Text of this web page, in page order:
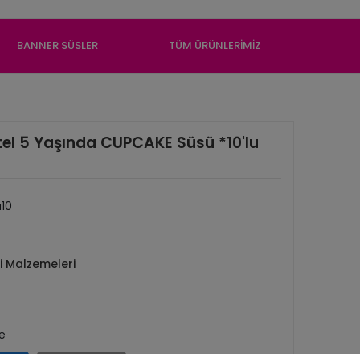
BANNER SÜSLER TÜM ÜRÜNLERİMİZ
5 Yaşında CUPCAKE Süsü *10'lu
Malzemeleri